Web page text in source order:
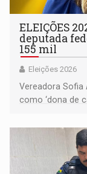
ELEIÇÕES
deputada
155 mil
Eleições 2026
Vereadora Sofia
como ‘dona de